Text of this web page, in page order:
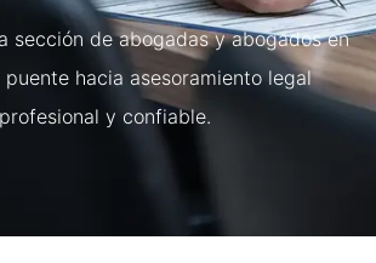
sección de abogadas y abogados en
puente hacia asesoramiento legal
profesional y confiable.